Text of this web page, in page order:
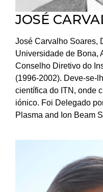
JOSÉ
José Carvalho Soares,
Universidade de Bona,
Conselho Diretivo do
(1996-2002). Deve-se-
científica do ITN, onde
iónico. Foi Delegado
Plasma and Ion Beam